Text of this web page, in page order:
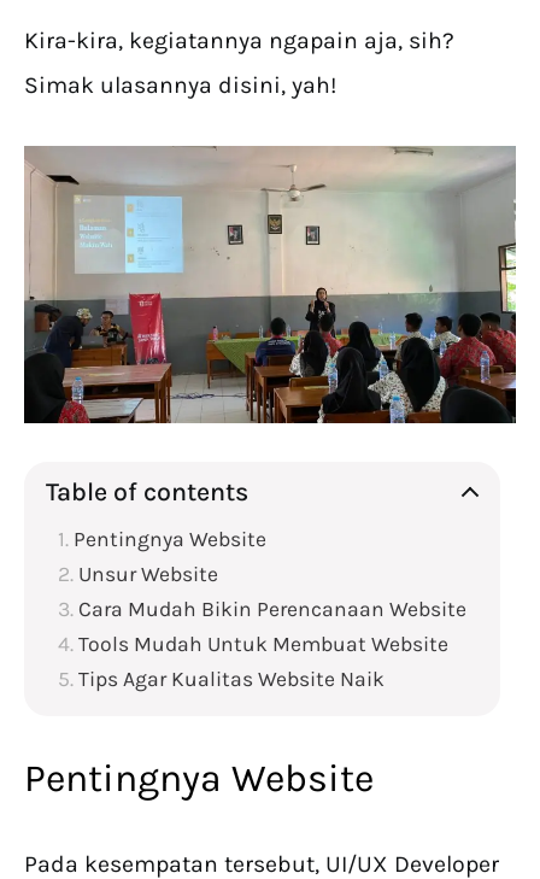
Kira-kira, kegiatannya ngapain aja, sih?
Simak ulasannya disini, yah!
Table of contents
Pentingnya Website
Unsur Website
Cara Mudah Bikin Perencanaan Website
Tools Mudah Untuk Membuat Website
Tips Agar Kualitas Website Naik
Pentingnya Website
Pada kesempatan tersebut, UI/UX Developer